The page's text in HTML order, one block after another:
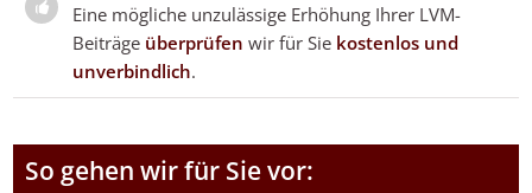
Eine mögliche unzulässige Erhöhung Ihrer LVM-
Beiträge überprüfenwir für Sie kostenlos und
unverbindlich.
So gehen wir für Sie vor: